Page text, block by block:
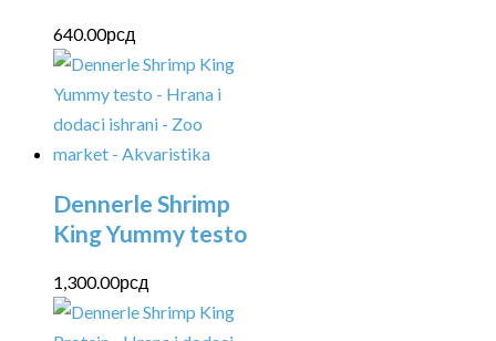
640.00рсд
Dennerle Shrimp
King Yummy testo
1,300.00рсд